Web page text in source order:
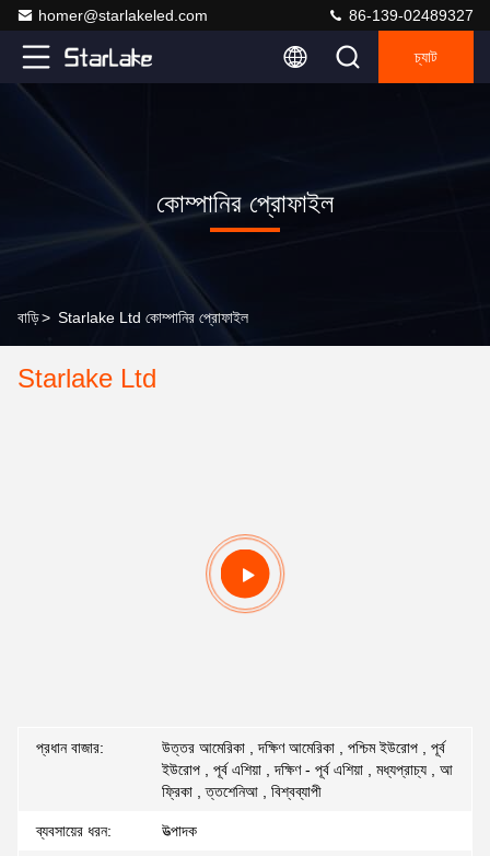
homer@starlakeled.com 86-139-02489327
চ্যাট
কোম্পানির প্রোফাইল
বাড়ি> Starlake Ltd কোম্পানির প্রোফাইল
Starlake Ltd
প্রধান বাজার:
উত্তর আমেরিকা , দক্ষিণ আমেরিকা , পশ্চিম ইউরোপ , পূর্ব
ইউরোপ , পূর্ব এশিয়া , দক্ষিণ - পূর্ব এশিয়া , মধ্যপ্রাচ্য , আ
ফ্রিকা , ত্তশেনিআ , বিশ্বব্যাপী
ব্যবসায়ের ধরন: উত্পাদক